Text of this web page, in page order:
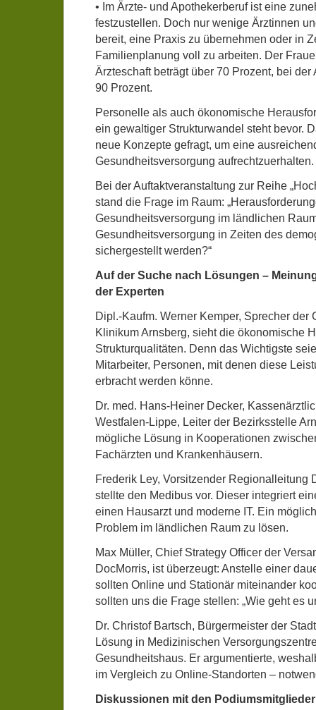
• Im Ärzte- und Apothekerberuf ist eine
festzustellen. Doch nur wenige Ärztinnen
bereit, eine Praxis zu übernehmen oder in
Familienplanung voll zu arbeiten. Der
Ärzteschaft beträgt über 70 Prozent, bei der
90 Prozent.
Personelle als auch ökonomische
ein gewaltiger Strukturwandel steht bevor.
neue Konzepte gefragt, um eine
Gesundheitsversorgung aufrechtzuerhalten.
Bei der Auftaktveranstaltung zur Reihe
stand die Frage im Raum:
Gesundheitsversorgung im ländlichen
Gesundheitsversorgung in Zeiten des
sichergestellt werden?“
Auf der Suche nach Lösungen –
der Experten
Dipl.-Kaufm. Werner Kemper, Sprecher der
Klinikum Arnsberg, sieht die ökonomische
Strukturqualitäten. Denn das Wichtigste
Mitarbeiter, Personen, mit denen diese
erbracht werden könne.
Dr. med. Hans-Heiner Decker,
Westfalen-Lippe, Leiter der Bezirksstelle
mögliche Lösung in Kooperationen
Fachärzten und Krankenhäusern.
Frederik Ley, Vorsitzender Regionalleitung
stellte den Medibus vor. Dieser integriert
einen Hausarzt und moderne IT. Ein
Problem im ländlichen Raum zu lösen.
Max Müller, Chief Strategy Officer der
DocMorris, ist überzeugt: Anstelle einer
sollten Online und Stationär miteinander
sollten uns die Frage stellen: „Wie geht es
Dr. Christof Bartsch, Bürgermeister der
Lösung in Medizinischen
Gesundheitshaus. Er argumentierte,
im Vergleich zu Online-Standorten –
Diskussionen mit den